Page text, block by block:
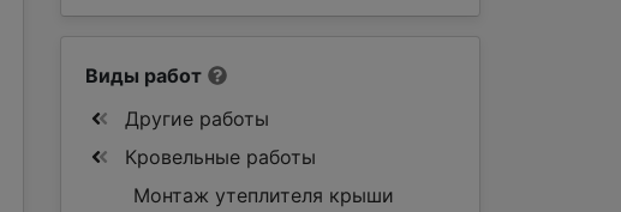
Виды работ
Другие работы
Кровельные работы
Монтаж утеплителя крыши